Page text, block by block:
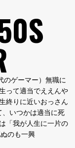
代のゲーマー）無職に
って適当でええんや
終りに近いおっさん
いつかは適当に死
「我が人生に一片の
のも一興